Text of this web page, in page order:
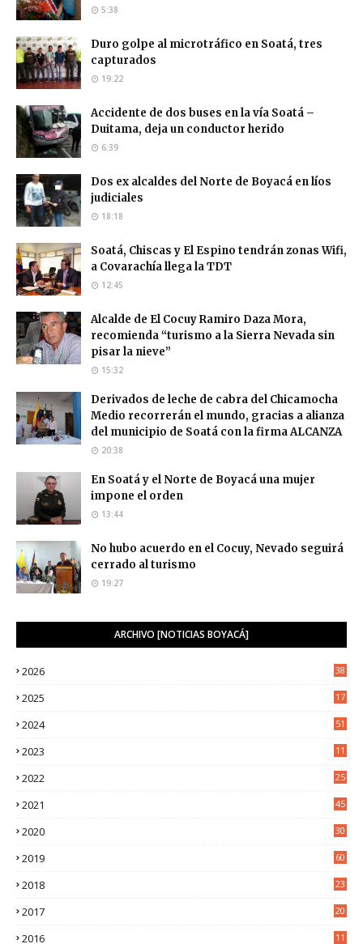
5:38
Duro golpe al microtráfico en Soatá, tres
capturados
19:22
Accidente de dos buses en la vía Soatá –
Duitama, deja un conductor herido
6:39
Dos ex alcaldes del Norte de Boyacá en líos
judiciales
18:18
Soatá, Chiscas y El Espino tendrán zonas Wifi,
a Covarachía llega la TDT
12:45
Alcalde de El Cocuy Ramiro Daza Mora,
recomienda “turismo a la Sierra Nevada sin
pisar la nieve”
15:32
Derivados de leche de cabra del Chicamocha
Medio recorrerán el mundo, gracias a alianza
del municipio de Soatá con la firma ALCANZA
20:38
En Soatá y el Norte de Boyacá una mujer
impone el orden
13:44
No hubo acuerdo en el Cocuy, Nevado seguirá
cerrado al turismo
19:27
ARCHIVO [NOTICIAS BOYACÁ]
2026 38
2025
17
2024 51
2023
11
2022
25
2021
45
2020
30
2019 60
2018
23
2017
20
2016
11